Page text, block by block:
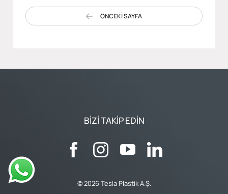
ÖNCEKİ SAYFA
BIZI TAKIP EDIN
© 2026 Tesla Plastik A.Ş.